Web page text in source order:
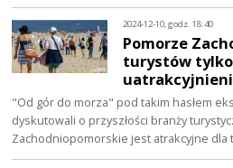
2024-12-10, godz. 18:40
Pomorze
turystów
"Od gór do morza" pod takim hasłem
dyskutowali o przyszłości branży
Zachodniopomorskie jest atrakcyjne dla